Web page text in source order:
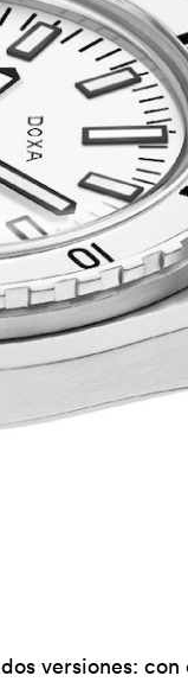
versiones: con